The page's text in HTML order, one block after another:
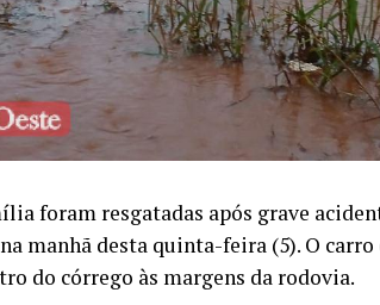
foram resgatadas após grave
manhã desta quinta-feira (5). O
do córrego às margens da rodovia.